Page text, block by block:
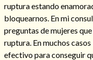
Leer más sobre mí
ruptura estando
bloquearnos. En mi
preguntas de mujeres
ruptura. En muchos
efectivo para conseguir